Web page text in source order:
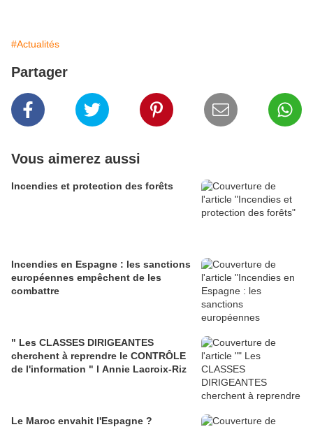
#Actualités
Partager
Vous aimerez aussi
Incendies et protection des forêts
Incendies en Espagne : les sanctions
européennes empêchent de les
combattre
" Les CLASSES DIRIGEANTES
cherchent à reprendre le CONTRÔLE
de l'information " l Annie Lacroix-Riz
Le Maroc envahit l'Espagne ?